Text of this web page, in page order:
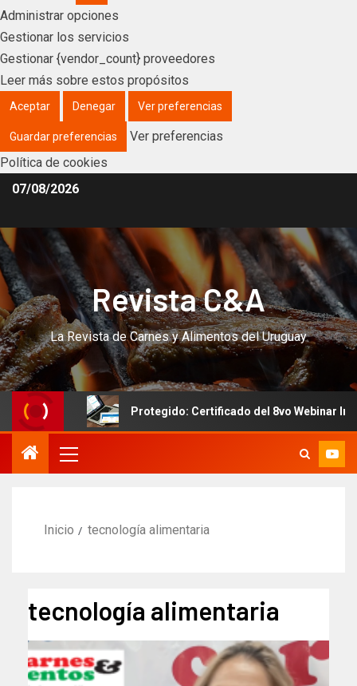
Administrar opciones
Gestionar los servicios
Gestionar {vendor_count} proveedores
Leer más sobre estos propósitos
Aceptar Denegar Ver preferencias
Guardar preferencias
Ver preferencias
Política de cookies
07/08/2026
Revista C&A
La Revista de Carnes y Alimentos del Uruguay
Protegido: Certificado del 8vo Webinar
Inicio tecnología alimentaria
tecnología alimentaria